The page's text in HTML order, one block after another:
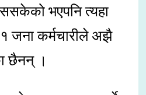
भएपनि त्यहा
जना कर्मचारीले अझै
छैनन् ।